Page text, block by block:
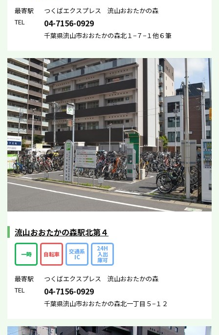
最寄駅
つくばエクスプレス 流山おおたかの森
TEL
04-7156-0929
千葉県流山市おおたかの森北１−７−１他６筆
流山おおたかの森駅北第４
一時 自転車 交通系
IC
24H
入出
庫可
最寄駅
つくばエクスプレス 流山おおたかの森
TEL
04-7156-0929
千葉県流山市おおたかの森北一丁目５−１２